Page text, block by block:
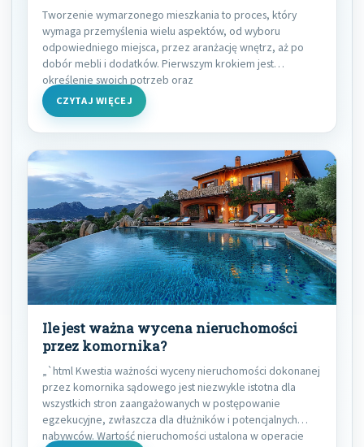
Tworzenie wymarzonego mieszkania to proces, który
wymaga przemyślenia wielu aspektów, od wyboru
odpowiedniego miejsca, przez aranżację wnętrz, aż po
dobór mebli i dodatków. Pierwszym krokiem jest
określenie swoich potrzeb oraz
CZYTAJ WIĘCEJ
Ile jest ważna wycena nieruchomości
przez komornika?
„`html Kwestia ważności wyceny nieruchomości dokonanej
przez komornika sądowego jest niezwykle istotna dla
wszystkich stron zaangażowanych w postępowanie
egzekucyjne, zwłaszcza dla dłużników i potencjalnych
nabywców. Wartość nieruchomości ustalona w operacie